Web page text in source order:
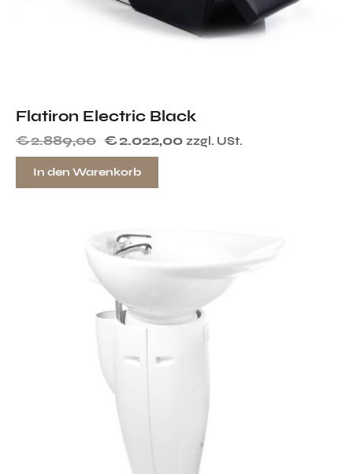
Flatiron Electric Black
€2.889,00 €2.022,00 zzgl. USt.
In den Warenkorb